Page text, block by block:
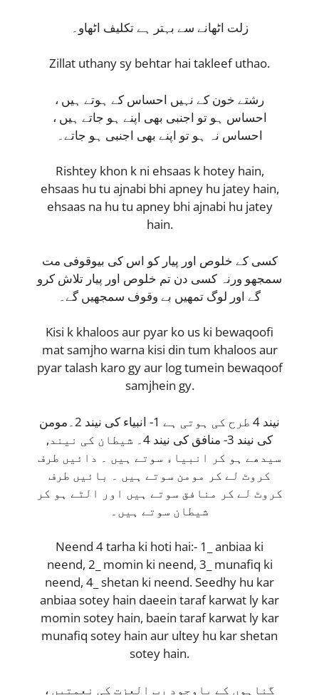
زلت اٹھانے سے بہتر ہے تکلیف اٹھاو۔
Zillat uthany sy behtar hai takleef uthao.
رشتے خون کے نہیں احساس کے ہوتے ہیں ،
احساس ہو تو اجنبی بھی اپنے ہو جاتے ہیں ،
احساس نہ ہو تو اپنے بھی اجنبی ہو جاتے۔
Rishtey khon k ni ehsaas k hotey hain,
ehsaas hu tu ajnabi bhi apney hu jatey hain,
ehsaas na hu tu apney bhi ajnabi hu jatey
hain.
کسی کے خلوص اور پیار کو اس کی بیوقوفی مت
سمجھو ورنہ کسی دن تم خلوص اور پیار تلاش کرو
گے اور لوگ تمھیں بے وقوف سمجھیں گے۔
Kisi k khaloos aur pyar ko us ki bewaqoofi
mat samjho warna kisi din tum khaloos aur
pyar talash karo gy aur log tumein bewaqoof
samjhein gy.
نیند 4 طرح کی ہوتی ہے 1- انبیاء کی نیند 2۔مومن
کی نیند 3- منافق کی نیند 4۔ شیطان کی نیند,
سیدھے ہو کر انبیاء سوتے ہیں ۔ دائیں طرف
کروٹ لے کر مومن سوتے ہیں ۔ بائیں طرف
کروٹ لے کر منافق سوتے ہیں اور الٹے ہو کر
شیطان سوتے ہیں۔
Neend 4 tarha ki hoti hai:- 1_ anbiaa ki
neend, 2_ momin ki neend, 3_ munafiq ki
neend, 4_ shetan ki neend. Seedhy hu kar
anbiaa sotey hain daeein taraf karwat ly kar
momin sotey hain, baein taraf karwat ly kar
munafiq sotey hain aur ultey hu kar shetan
sotey hain.
، گناہوں کے باوجود رب العزت کی نعمتیں